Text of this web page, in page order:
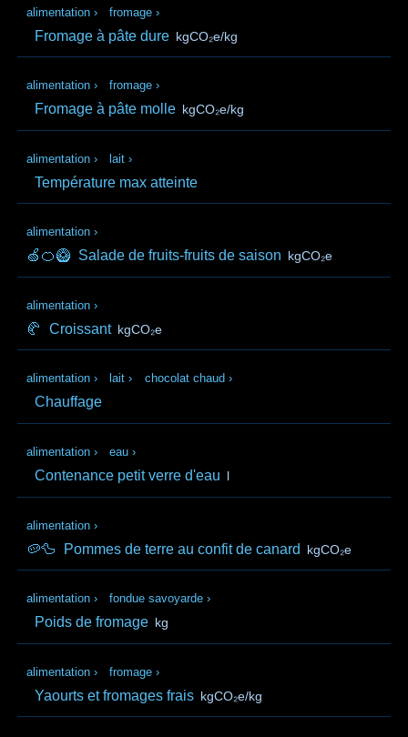
alimentation › fromage ›
Fromage à pâte dure kgCO₂e/kg
alimentation › fromage ›
Fromage à pâte molle kgCO₂e/kg
alimentation › lait ›
Température max atteinte
alimentation ›
🍏🍊🥝 Salade de fruits-fruits de saison kgCO₂e
alimentation ›
🥐 Croissant kgCO₂e
alimentation › lait › chocolat chaud ›
Chauffage
alimentation › eau ›
Contenance petit verre d'eau l
alimentation ›
🥔🦆 Pommes de terre au confit de canard kgCO₂e
alimentation › fondue savoyarde ›
Poids de fromage kg
alimentation › fromage ›
Yaourts et fromages frais kgCO₂e/kg